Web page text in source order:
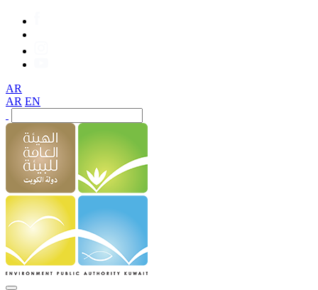
AR
AR EN